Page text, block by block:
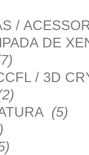
/
DE
/ 3D
(5)